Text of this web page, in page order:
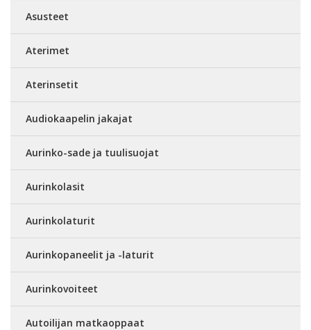
Asusteet
Aterimet
Aterinsetit
Audiokaapelin jakajat
Aurinko-sade ja tuulisuojat
Aurinkolasit
Aurinkolaturit
Aurinkopaneelit ja -laturit
Aurinkovoiteet
Autoilijan matkaoppaat